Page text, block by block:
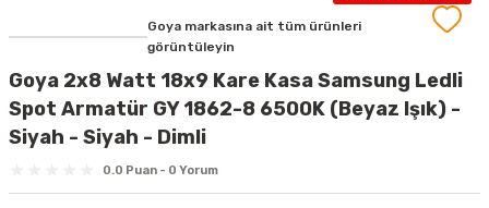
Goya markasına ait tüm ürünleri
görüntüleyin
Goya 2x8 Watt 18x9 Kare Kasa Samsung Ledli
Spot Armatür GY 1862-8 6500K (Beyaz Işık) -
Siyah - Siyah - Dimli
0.0 Puan - 0 Yorum